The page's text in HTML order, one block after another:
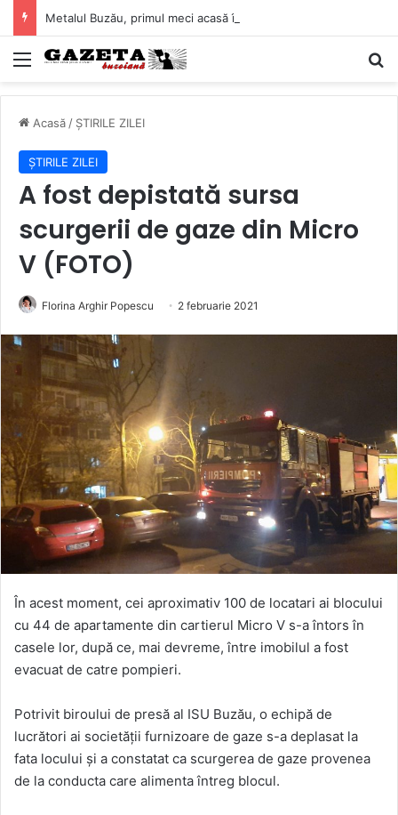
Mediu
Acasă / ȘTIRILE ZILEI
ȘTIRILE ZILEI
A fost depistată sursa
scurgerii de gaze din Micro
V (FOTO)
Florina Arghir Popescu 2 februarie 2021
În acest moment, cei aproximativ 100 de locatari ai blocului
cu 44 de apartamente din cartierul Micro V s-a întors în
casele lor, după ce, mai devreme, între imobilul a fost
evacuat de catre pompieri.
Potrivit biroului de presă al ISU Buzău, o echipă de
lucrători ai societății furnizoare de gaze s-a deplasat la
fata locului și a constatat ca scurgerea de gaze provenea
de la conducta care alimenta întreg blocul.